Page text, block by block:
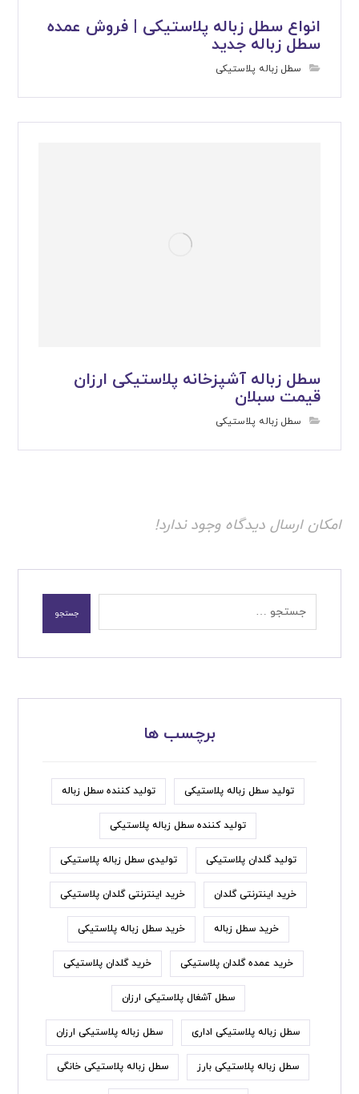
انواع سطل زباله پلاستیکی | فروش عمده
سطل زباله جدید
سطل زباله پلاستیکی
سطل زباله آشپزخانه پلاستیکی ارزان
قیمت سبلان
سطل زباله پلاستیکی
امکان ارسال دیدگاه وجود ندارد!
برچسب ها
تولید سطل زباله پلاستیکی تولید کننده سطل زباله
تولید کننده سطل زباله پلاستیکی
تولید گلدان پلاستیکی تولیدی سطل زباله پلاستیکی
خرید اینترنتی گلدان خرید اینترنتی گلدان پلاستیکی
خرید سطل زباله خرید سطل زباله پلاستیکی
خرید عمده گلدان پلاستیکی خرید گلدان پلاستیکی
سطل آشغال پلاستیکی ارزان
سطل زباله پلاستیکی اداری سطل زباله پلاستیکی ارزان
سطل زباله پلاستیکی بارز سطل زباله پلاستیکی خانگی